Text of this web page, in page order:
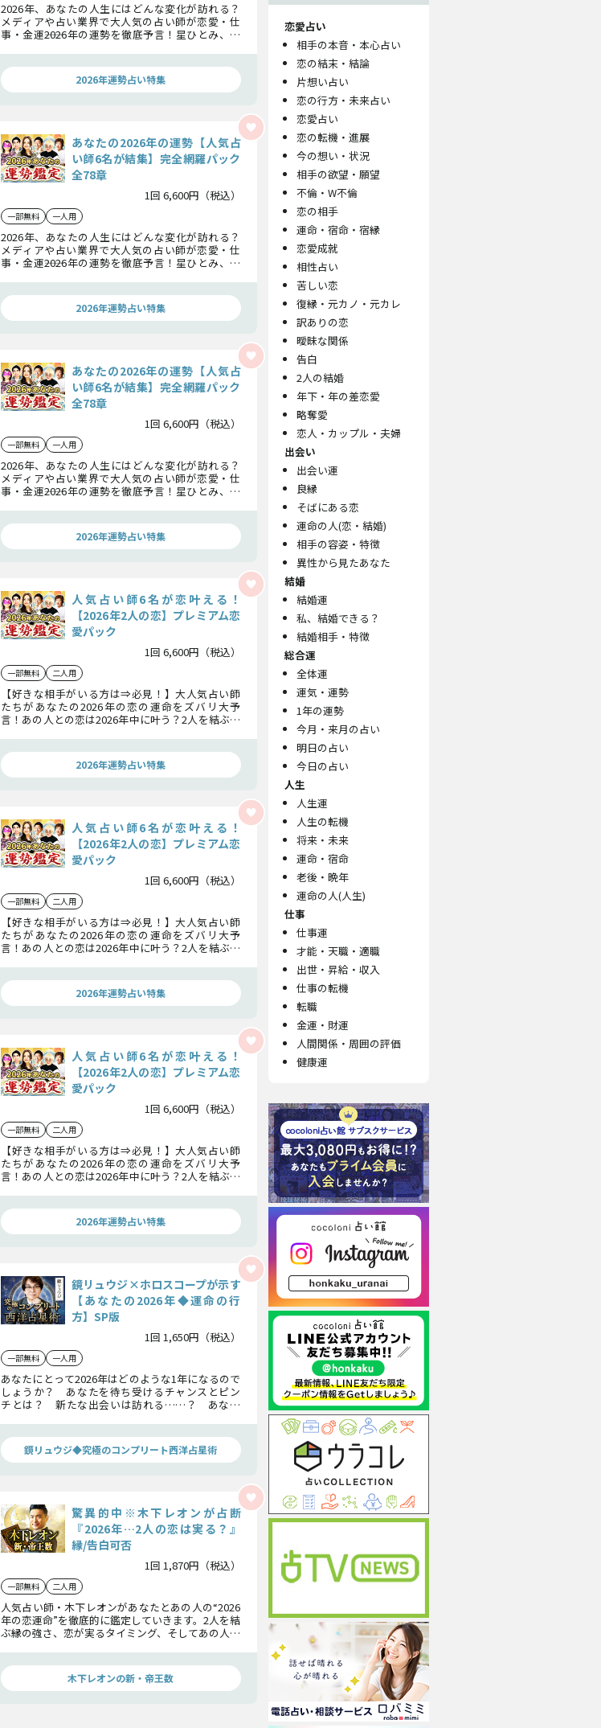
2026年、あなたの人生にはどんな変化が訪れる？
メディアや占い業界で大人気の占い師が恋愛・仕
事・金運――2026年の運勢を徹底予言！星ひとみ、彌
命”を明らかにします。2026年運勢占い特集
あなたの2026年の運勢【人気占
い師6名が結集】完全網羅パック
全78章
1回 6,600円（税込）
一部無料 一人用
2026年、あなたの人生にはどんな変化が訪れる？
メディアや占い業界で大人気の占い師が恋愛・仕
事・金運――2026年の運勢を徹底予言！星ひとみ、彌
命”を明らかにします。2026年運勢占い特集
あなたの2026年の運勢【人気占
い師6名が結集】完全網羅パック
全78章
1回 6,600円（税込）
一部無料 一人用
2026年、あなたの人生にはどんな変化が訪れる？
メディアや占い業界で大人気の占い師が恋愛・仕
事・金運――2026年の運勢を徹底予言！星ひとみ、彌
命”を明らかにします。2026年運勢占い特集
人気占い師6名が恋叶える！
【2026年2人の恋】プレミアム恋
愛パック
1回 6,600円（税込）
一部無料 二人用
【好きな相手がいる方は⇒必見！】大人気占い師
たちがあなたの2026年の恋の運命をズバリ大予
言！あの人との恋は2026年中に叶う？2人を結ぶ宿
2026年運勢占い特集
人気占い師6名が恋叶える！
【2026年2人の恋】プレミアム恋
愛パック
1回 6,600円（税込）
一部無料 二人用
【好きな相手がいる方は⇒必見！】大人気占い師
たちがあなたの2026年の恋の運命をズバリ大予
言！あの人との恋は2026年中に叶う？2人を結ぶ宿
2026年運勢占い特集
人気占い師6名が恋叶える！
【2026年2人の恋】プレミアム恋
愛パック
1回 6,600円（税込）
一部無料 二人用
【好きな相手がいる方は⇒必見！】大人気占い師
たちがあなたの2026年の恋の運命をズバリ大予
言！あの人との恋は2026年中に叶う？2人を結ぶ宿
2026年運勢占い特集
鏡リュウジ×ホロスコープが示す
【あなたの2026年◆運命の行
方】SP版
1回 1,650円（税込）
一部無料 一人用
あなたにとって2026年はどのような1年になるので
しょうか？ あなたを待ち受けるチャンスとピン
チとは？ 新たな出会いは訪れる……？ あなた
鏡リュウジ◆究極のコンプリート西洋占星術
驚異的中※木下レオンが占断
『2026年…2人の恋は実る？』
縁/告白可否
1回 1,870円（税込）
一部無料 二人用
人気占い師・木下レオンがあなたとあの人の“2026
年の恋運命”を徹底的に鑑定していきます。2人を結
ぶ縁の強さ、恋が実るタイミング、そしてあの人が
木下レオンの新・帝王数
恋愛占い
相手の本音・本心占い
恋の結末・結論
片想い占い
恋の行方・未来占い
恋愛占い
恋の転機・進展
今の想い・状況
相手の欲望・願望
不倫・W不倫
恋の相手
運命・宿命・宿縁
恋愛成就
相性占い
苦しい恋
復縁・元カノ・元カレ
訳ありの恋
曖昧な関係
告白
2人の結婚
年下・年の差恋愛
略奪愛
恋人・カップル・夫婦
出会い
出会い運
良縁
そばにある恋
運命の人(恋・結婚)
相手の容姿・特徴
異性から見たあなた
結婚
結婚運
私、結婚できる？
結婚相手・特徴
総合運
全体運
運気・運勢
1年の運勢
今月・来月の占い
明日の占い
今日の占い
人生
人生運
人生の転機
将来・未来
運命・宿命
老後・晩年
運命の人(人生)
仕事
仕事運
才能・天職・適職
出世・昇給・収入
仕事の転機
転職
金運・財運
人間関係・周囲の評価
健康運